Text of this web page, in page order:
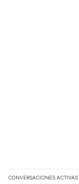
CONVERSACIONES ACTIVAS